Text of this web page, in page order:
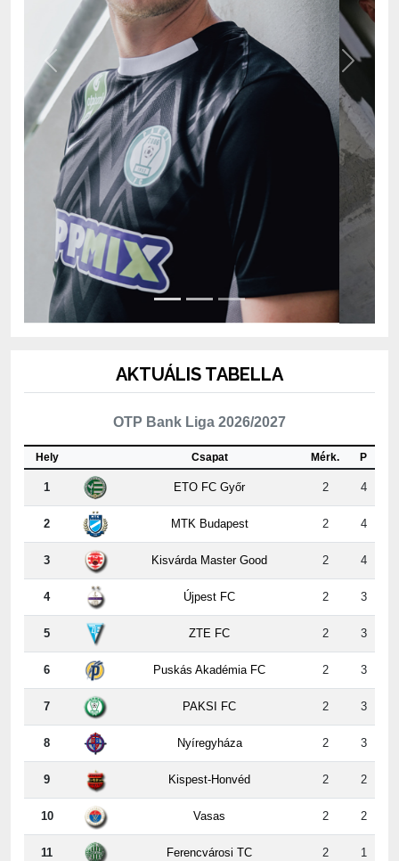
Previous Next
OTP Bank Liga 2026/2027
Csapat
1 ETO FC Győr 2 4
2 MTK Budapest 2 4
3 Kisvárda Master Good 2 4
4 Újpest FC 2 3
5 ZTE FC 2 3
6 Puskás Akadémia FC 2 3
7 PAKSI FC 2 3
8 Nyíregyháza 2 3
9 Kispest-Honvéd 2 2
10 Vasas 2 2
11 Ferencvárosi TC 2 1
12 DVSC 2 0